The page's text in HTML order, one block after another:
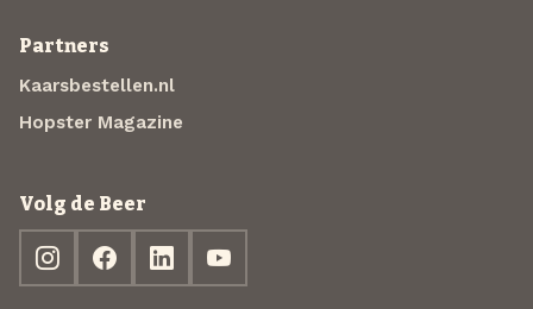
Partners
Kaarsbestellen.nl
Hopster Magazine
Volg de Beer